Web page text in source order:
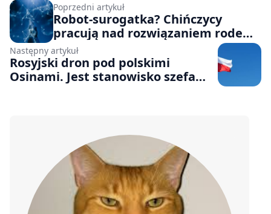
Poprzedni artykuł
Robot-surogatka? Chińczycy
pracują nad rozwiązaniem rodem
z science-fiction
Następny artykuł
Rosyjski dron pod polskimi
Osinami. Jest stanowisko szefa